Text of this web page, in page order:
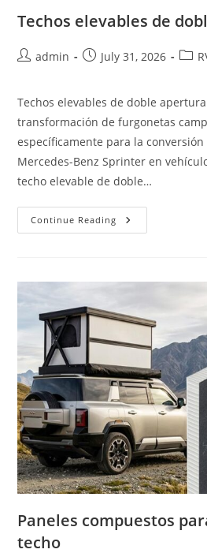
Techos elevables de
Postadmin
PostJuly 31, 2026
Post
Techos elevables de doble
transformación de furgonetas
específicamente para la
Mercedes-Benz Sprinter en
techo elevable de doble…
Continue Reading Techos
Elevables
Paneles compuestos
techo